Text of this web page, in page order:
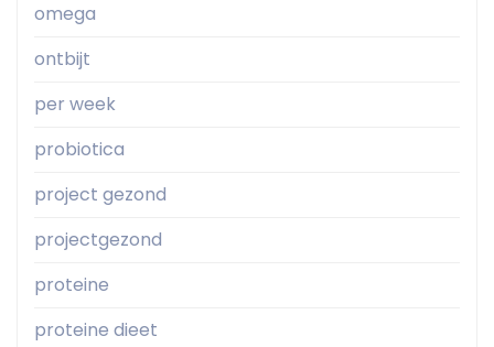
omega
ontbijt
per week
probiotica
project gezond
projectgezond
proteine
proteine dieet